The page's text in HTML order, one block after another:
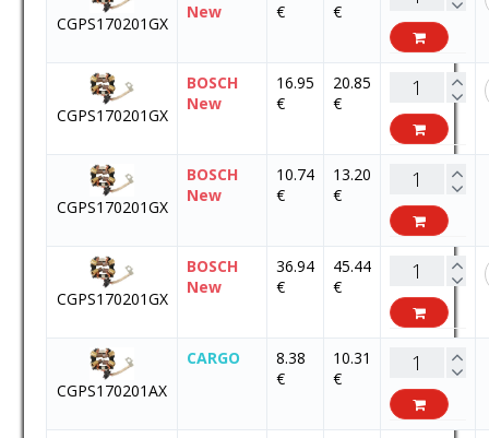
CGPS170201GX
New
€
€
CGPS170201GX
BOSCH
New
16.95
€
20.85
€
CGPS170201GX
BOSCH
New
10.74
€
13.20
€
CGPS170201GX
BOSCH
New
36.94
€
45.44
€
CGPS170201AX
CARGO
8.38
€
10.31
€